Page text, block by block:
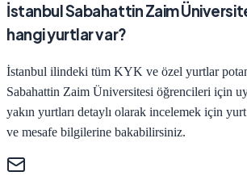
İstanbul Sabahattin Zaim
hangi yurtlar var?
İstanbul ilindeki tüm KYK ve özel yurtlar
Sabahattin Zaim Üniversitesi öğrencileri için
yakın yurtları detaylı olarak incelemek için yurt
ve mesafe bilgilerine bakabilirsiniz.